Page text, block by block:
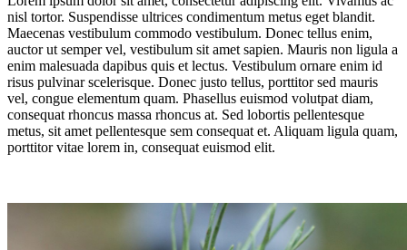
nisl tortor. Suspendisse ultrices condimentum metus eget blandit.
Maecenas vestibulum commodo vestibulum. Donec tellus enim,
auctor ut semper vel, vestibulum sit amet sapien. Mauris non ligula a
enim malesuada dapibus quis et lectus. Vestibulum ornare enim id
risus pulvinar scelerisque. Donec justo tellus, porttitor sed mauris
vel, congue elementum quam. Phasellus euismod volutpat diam,
consequat rhoncus massa rhoncus at. Sed lobortis pellentesque
metus, sit amet pellentesque sem consequat et. Aliquam ligula quam,
porttitor vitae lorem in, consequat euismod elit.